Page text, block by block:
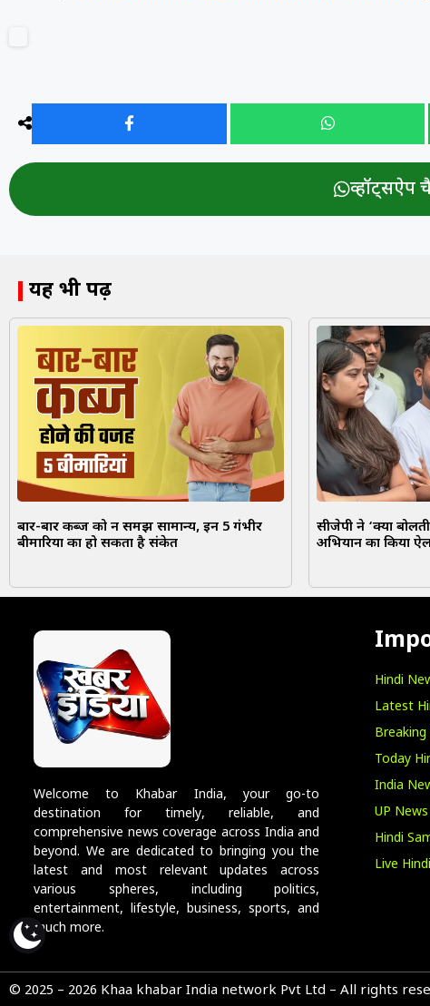
व्हॉट्सऐप
यह भी पढ़ें
बार-बार कब्ज को न समझें सामान्य, इन 5 गंभीर
बीमारियों का हो सकता है संकेत
सीजेपी ने ‘क्या बोलती
अभियान का किया
Welcome to Khabar India, your go-to
destination for timely, reliable, and
comprehensive news coverage across India and
beyond. We are dedicated to bringing you the
latest and most relevant updates across
various spheres, including politics,
entertainment, lifestyle, business, sports, and
much more.
Hindi
Latest
Today
India
UP
Hindi
Live
© 2025 – 2026 Khaa khabar India network Pvt Ltd – All rights